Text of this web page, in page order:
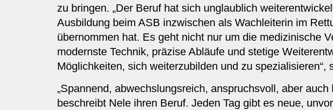
zu bringen. „Der Beruf hat sich unglaublich
Ausbildung beim ASB inzwischen als Wachleiterin im
übernommen hat. Es geht nicht nur um die medizinische
modernste Technik, präzise Abläufe und stetige
Möglichkeiten, sich weiterzubilden und zu spezialisieren“,
„Spannend, abwechslungsreich, anspruchsvoll, aber
beschreibt Nele ihren Beruf. Jeden Tag gibt es neue,